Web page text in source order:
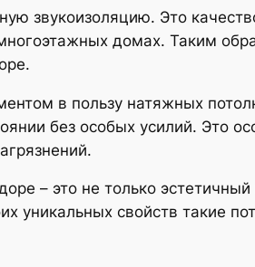
звукоизоляцию. Это
домах. Таким
в пользу натяжных
без особых усилий. Это
– это не только
уникальных свойств такие